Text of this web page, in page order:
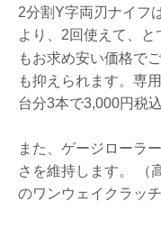
2分割Y字両刃ナイフ
より、2回使えて、と
もお求め安い価格で
も抑えられます。専
台分3本で3,000円税
また、ゲージローラ
さを維持します。
のワンウェイクラッチ